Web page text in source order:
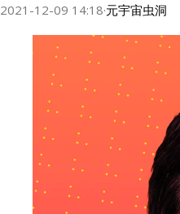
2021-12-09 14:18·元宇宙虫洞